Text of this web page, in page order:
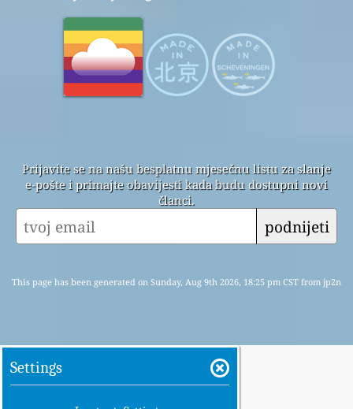
Prijavite se na našu besplatnu mjesečnu listu za slanje
e-pošte i primajte obavijesti kada budu dostupni novi
članci.
podnijeti
This page has been generated on Sunday, Aug 9th 2026, 18:25 pm CST from jp2n
Settings